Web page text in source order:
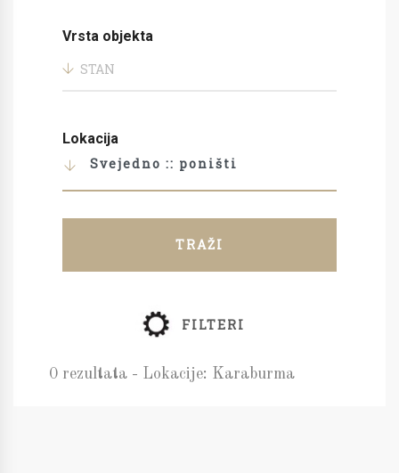
Vrsta objekta
STAN
Lokacija
Svejedno :: poništi
TRAŽI
FILTERI
0 rezultata - Lokacije: Karaburma